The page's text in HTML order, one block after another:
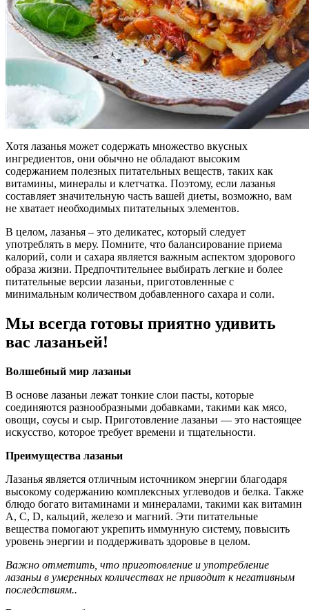
Хотя лазанья может содержать множество вкусных
ингредиентов, они обычно не обладают высоким
содержанием полезных питательных веществ, таких как
витамины, минералы и клетчатка. Поэтому, если лазанья
составляет значительную часть вашей диеты, возможно, вам
не хватает необходимых питательных элементов.
В целом, лазанья – это деликатес, который следует
употреблять в меру. Помните, что балансирование приема
калорий, соли и сахара является важным аспектом здорового
образа жизни. Предпочтительнее выбирать легкие и более
питательные версии лазаньи, приготовленные с
минимальным количеством добавленного сахара и соли.
Мы всегда готовы приятно удивить
вас лазаньей!
Волшебный мир лазаньи
В основе лазаньи лежат тонкие слои пасты, которые
соединяются разнообразными добавками, такими как мясо,
овощи, соусы и сыр. Приготовление лазаньи — это настоящее
искусство, которое требует времени и тщательности.
Преимущества лазаньи
Лазанья является отличным источником энергии благодаря
высокому содержанию комплексных углеводов и белка. Также
блюдо богато витаминами и минералами, такими как витамин
А, С, D, кальций, железо и магний. Эти питательные
вещества помогают укрепить иммунную систему, повысить
уровень энергии и поддерживать здоровье в целом.
Важно отметить, что приготовление и употребление
лазаньи в умеренных количествах не приводит к негативным
последствиям..